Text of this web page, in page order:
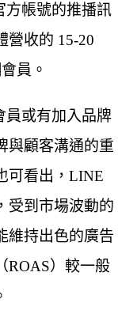
方帳號的推播訊
營收的 15-20
員。
員或有加入品牌
與顧客溝通的重
可看出，LINE
受到市場波動的
維持出色的廣告
ROAS）較一般